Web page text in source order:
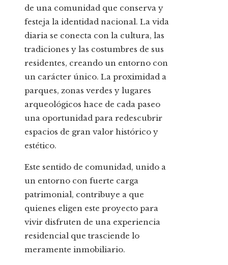
de una comunidad que conserva y
festeja la identidad nacional. La vida
diaria se conecta con la cultura, las
tradiciones y las costumbres de sus
residentes, creando un entorno con
un carácter único. La proximidad a
parques, zonas verdes y lugares
arqueológicos hace de cada paseo
una oportunidad para redescubrir
espacios de gran valor histórico y
estético.
Este sentido de comunidad, unido a
un entorno con fuerte carga
patrimonial, contribuye a que
quienes eligen este proyecto para
vivir disfruten de una experiencia
residencial que trasciende lo
meramente inmobiliario.